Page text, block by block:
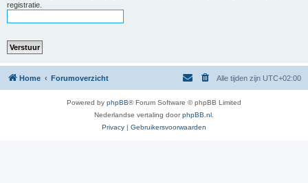
registratie.
Home Forumoverzicht Alle tijden zijn UTC+02:00
Powered by phpBB® Forum Software © phpBB Limited
Nederlandse vertaling doorphpBB.nl
Privacy | Gebruikersvoorwaarden